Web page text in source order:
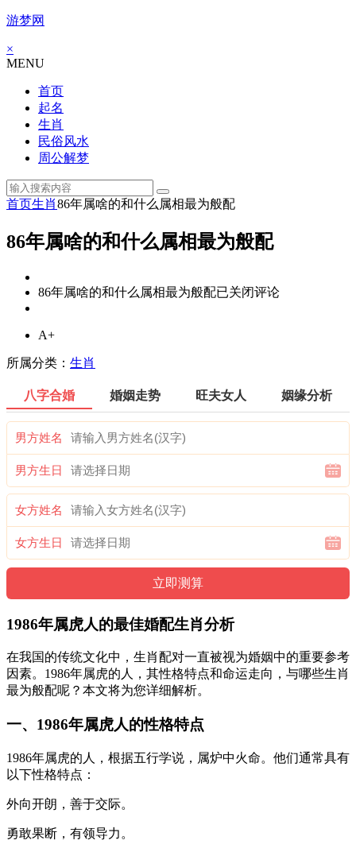
游梦网
×
MENU
首页
起名
生肖
民俗风水
周公解梦
首页生肖86年属啥的和什么属相最为般配
86年属啥的和什么属相最为般配
86年属啥的和什么属相最为般配已关闭评论
A+
所属分类： 生肖
八字合婚 婚姻走势 旺夫女人 姻缘分析
男方姓名
男方生日
女方姓名
女方生日
1986年属虎人的最佳婚配生肖分析
在我国的传统文化中，生肖配对一直被视为婚姻中的重要参考
因素。1986年属虎的人，其性格特点和命运走向，与哪些生肖
最为般配呢？本文将为您详细解析。
一、1986年属虎人的性格特点
1986年属虎的人，根据五行学说，属炉中火命。他们通常具有
以下性格特点：
外向开朗，善于交际。
勇敢果断，有领导力。